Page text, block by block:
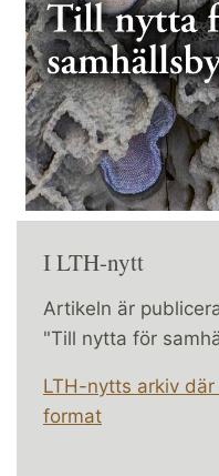
I LTH-nytt
Artikeln är
"Till nytta för
LTH-nytts arkiv
format